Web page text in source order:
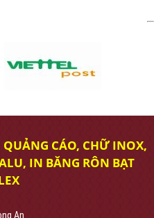
CÁO, CHỮ INOX,
IN BĂNG RÔN BẠT
An